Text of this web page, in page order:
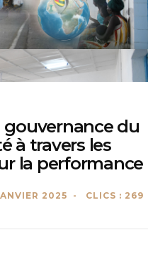
du
à travers les
la performance
2025 CLICS : 269